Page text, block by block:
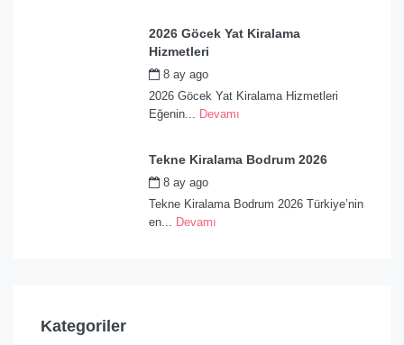
2026 Göcek Yat Kiralama
Hizmetleri
8 ay ago
2026 Göcek Yat Kiralama Hizmetleri
Eğenin... Devamı
Tekne Kiralama Bodrum 2026
8 ay ago
Tekne Kiralama Bodrum 2026 Türkiye’nin
en... Devamı
Kategoriler